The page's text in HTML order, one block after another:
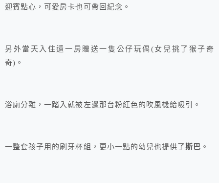
迎賓點心，可愛房卡也可帶回紀念。
另外當天入住還一房贈送一隻公仔玩偶(女兒挑了猴子奇
奇)。
浴廁分離，一踏入就被左邊那台粉紅色的吹風機給吸引。
一整套孩子用的刷牙杯組，更小一點的幼兒也提供了斯巴 。